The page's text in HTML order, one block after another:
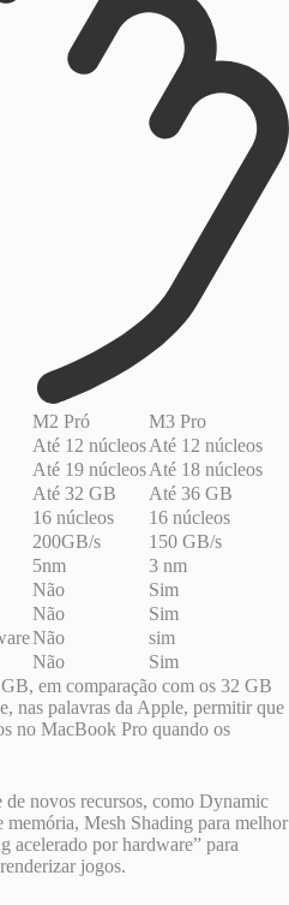
M2 Pró
M3 Pro
Até 12 núcleosAté 12 núcleos
Até 19 núcleosAté 18 núcleos
Até 32 GB
Até 36 GB
16 núcleos
16 núcleos
200GB/s
150 GB/s
5nm
3 nm
Não
Sim
Não
Sim
Não
sim
Não
Sim
em comparação com os 32 GB
nas palavras da Apple, permitir que
no MacBook Pro quando os
novos recursos, como Dynamic
memória, Mesh Shading para melhor
acelerado por hardware” para
jogos.